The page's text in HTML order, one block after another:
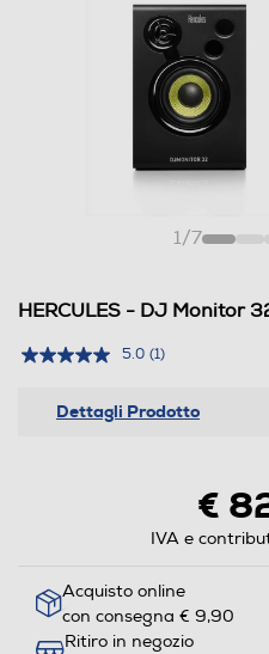
1/7
HERCULES - DJ Monitor
5.0 (1)
Dettagli Prodotto
€
IVA e
Acquisto online
con consegna € 9,90
Ritiro in negozio